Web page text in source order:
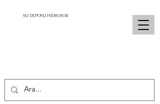
SU DEPOSU HİDROFOR